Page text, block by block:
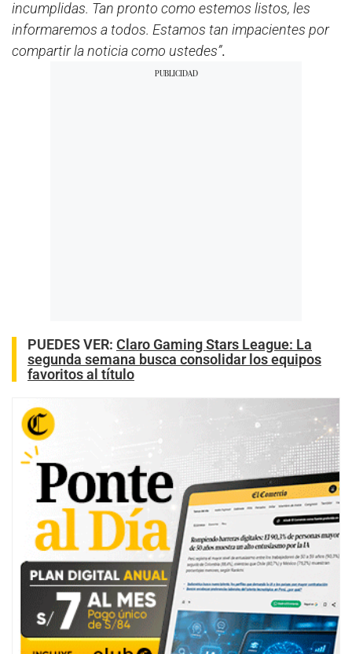
incumplidas. Tan pronto como estemos listos, les
informaremos a todos. Estamos tan impacientes por
compartir la noticia como ustedes”.
PUEDES VER: Claro Gaming Stars League: La
segunda semana busca consolidar los equipos
favoritos al título